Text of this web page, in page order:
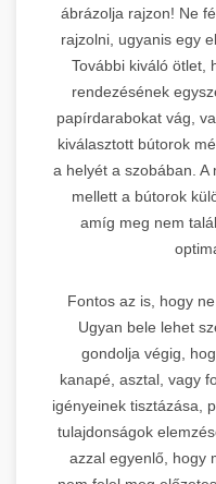
ábrázolja rajzon! Ne
rajzolni, ugyanis egy
További kiváló ötlet,
rendezésének
papírdarabokat vág,
kiválasztott bútorok
a helyét a szobában. A
mellett a bútorok
amíg meg nem
Fontos az is, hogy
Ugyan bele lehet
gondolja végig,
kanapé, asztal, vagy
igényeinek tisztázása,
tulajdonságok
azzal egyenlő, hogy